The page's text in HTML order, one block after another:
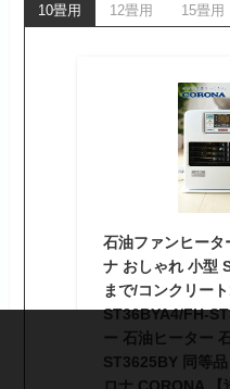
10畳用 12畳用 15畳用
石油ファンヒータ
ナ おしゃれ 小型
まで/コンクリー
ST36BYA4/FH-
ー 石油ヒーター
ST3625BY 同等品